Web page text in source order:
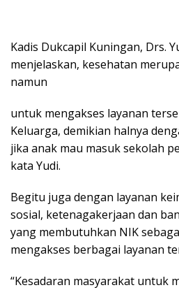
Kadis Dukcapil Kuningan, Drs.
menjelaskan, kesehatan
namun
untuk mengakses layanan
Keluarga, demikian halnya
jika anak mau masuk sekolah
kata Yudi.
Begitu juga dengan layanan
sosial, ketenagakerjaan dan
yang membutuhkan NIK
mengakses berbagai layanan
“Kesadaran masyarakat untuk